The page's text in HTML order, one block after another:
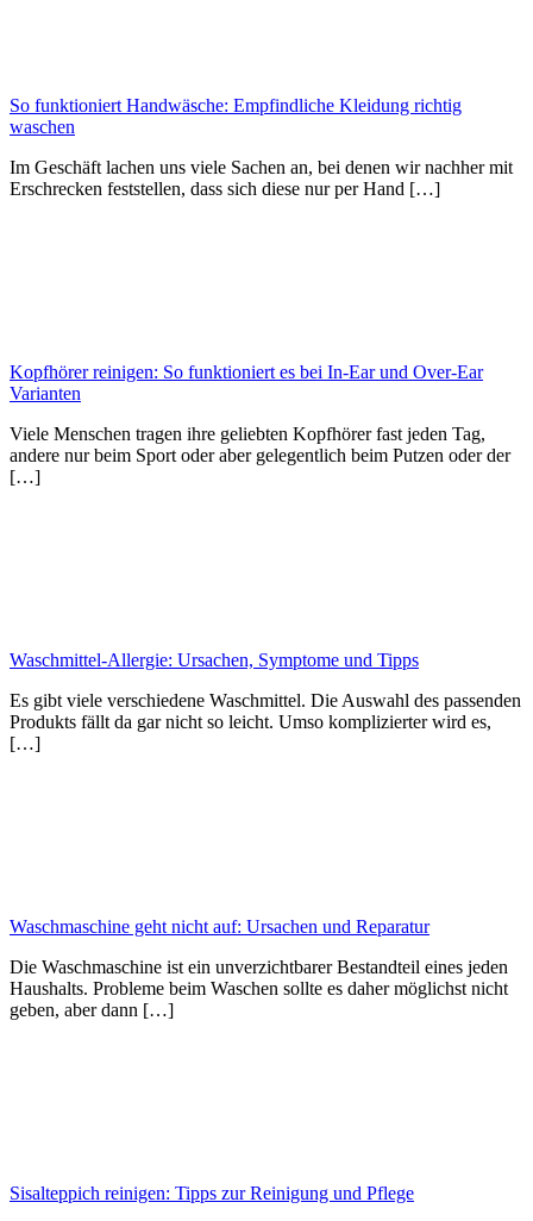
So funktioniert Handwäsche: Empfindliche Kleidung richtig
waschen
Im Geschäft lachen uns viele Sachen an, bei denen wir nachher mit
Erschrecken feststellen, dass sich diese nur per Hand […]
Kopfhörer reinigen: So funktioniert es bei In-Ear und Over-Ear
Varianten
Viele Menschen tragen ihre geliebten Kopfhörer fast jeden Tag,
andere nur beim Sport oder aber gelegentlich beim Putzen oder der
[…]
Waschmittel-Allergie: Ursachen, Symptome und Tipps
Es gibt viele verschiedene Waschmittel. Die Auswahl des passenden
Produkts fällt da gar nicht so leicht. Umso komplizierter wird es,
[…]
Waschmaschine geht nicht auf: Ursachen und Reparatur
Die Waschmaschine ist ein unverzichtbarer Bestandteil eines jeden
Haushalts. Probleme beim Waschen sollte es daher möglichst nicht
geben, aber dann […]
Sisalteppich reinigen: Tipps zur Reinigung und Pflege